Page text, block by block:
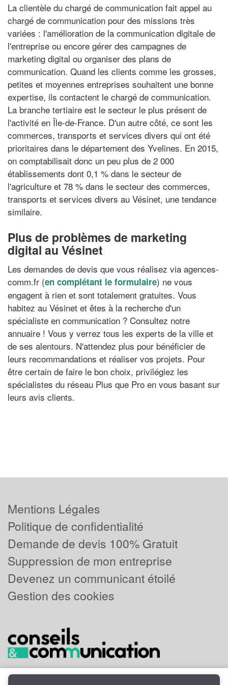
La clientèle du chargé de communication fait appel au
chargé de communication pour des missions très
variées : l'amélioration de la communication digitale de
l'entreprise ou encore gérer des campagnes de
marketing digital ou organiser des plans de
communication. Quand les clients comme les grosses,
petites et moyennes entreprises souhaitent une bonne
expertise, ils contactent le chargé de communication.
La branche tertiaire est le secteur le plus présent de
l'activité en Île-de-France. D'un autre côté, ce sont les
commerces, transports et services divers qui ont été
prioritaires dans le département des Yvelines. En 2015,
on comptabilisait donc un peu plus de 2 000
établissements dont 0,1 % dans le secteur de
l'agriculture et 78 % dans le secteur des commerces,
transports et services divers au Vésinet, une tendance
similaire.
Plus de problèmes de marketing
digital au Vésinet
Les demandes de devis que vous réalisez via agences-
comm.fr (en complétant le formulaire) ne vous
engagent à rien et sont totalement gratuites. Vous
habitez au Vésinet et êtes à la recherche d'un
spécialiste en communication ? Consultez notre
annuaire ! Vous y verrez tous les experts de la ville et
de ses alentours. N'attendez plus pour bénéficier de
leurs recommandations et réaliser vos projets. Pour
être certain de faire le bon choix, privilégiez les
spécialistes du réseau Plus que Pro en vous basant sur
leurs avis clients.
Mentions Légales
Politique de confidentialité
Demande de devis 100% Gratuit
Suppression de mon entreprise
Devenez un communicant étoilé
Gestion des cookies